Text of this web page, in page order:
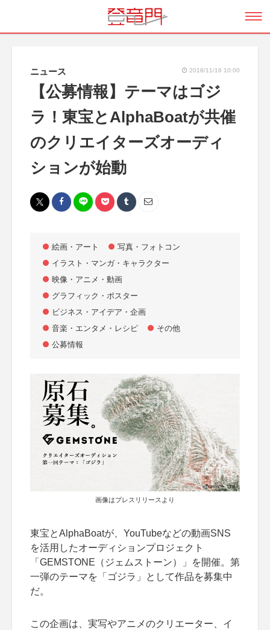
ニュース 2018/11/16 10:00
【公募情報】テーマはゴジ
ラ！東宝とAlphaBoatが共催
のクリエイターズオーディ
ションが始動
絵画・アート
写真・フォトコン
イラスト・マンガ・キャラクター
映像・アニメ・動画
グラフィック・ポスター
ビジネス・アイデア・企画
音楽・エンタメ・レシピ
その他
公募情報
画像はプレスリリースより
東宝とAlphaBoatが、YouTubeなどの動画SNS
を活用したオーディションプロジェクト
「GEMSTONE（ジェムストーン）」を開催。第
一弾のテーマを「ゴジラ」として作品を募集中
だ。
この企画は、実写やアニメのクリエーター、イ